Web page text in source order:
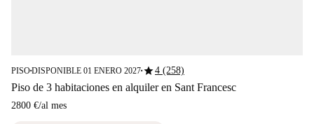
PISO■DISPONIBLE 01 ENERO 2027■star4 (258)
Piso de 3 habitaciones en alquiler en Sant Francesc
2800 €/al mes